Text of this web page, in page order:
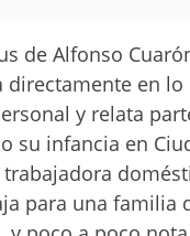
de Alfonso
directamente en
y relata
su infancia en
trabajadora
para una familia